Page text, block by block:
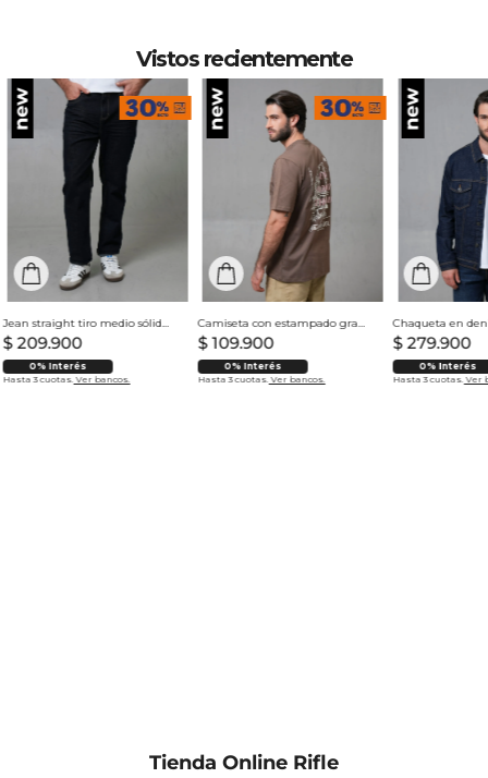
Vistos recientemente
Jean straight tiro medio sólido para hombre
$ 209.900
0% Interés
Hasta 3 cuotas. Ver bancos.
Camiseta con estampado grande en espalda para hombre
$ 109.900
0% Interés
Hasta 3 cuotas. Ver bancos.
$ 279.900
0% Interés
Hasta 3 cuotas. Ver
Tienda Online Rifle